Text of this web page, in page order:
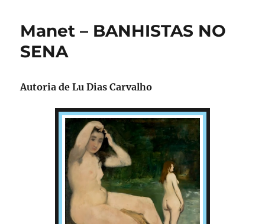
Manet – BANHISTAS NO
SENA
Autoria de Lu Dias Carvalho